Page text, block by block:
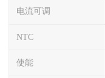
电流可调
NTC
使能